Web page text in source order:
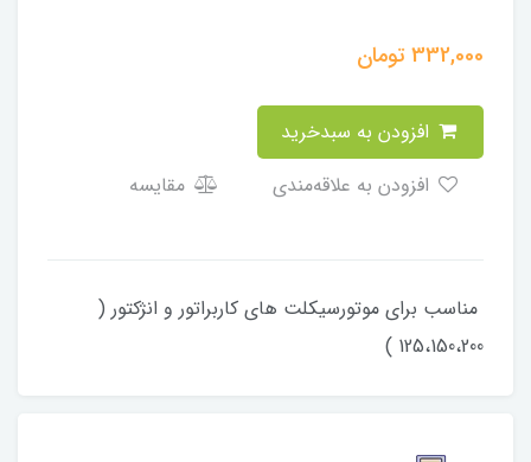
332,000تومان
مقایسه
مناسب برای موتورسیکلت های کاربراتور و انژکتور (
125،150،200 )